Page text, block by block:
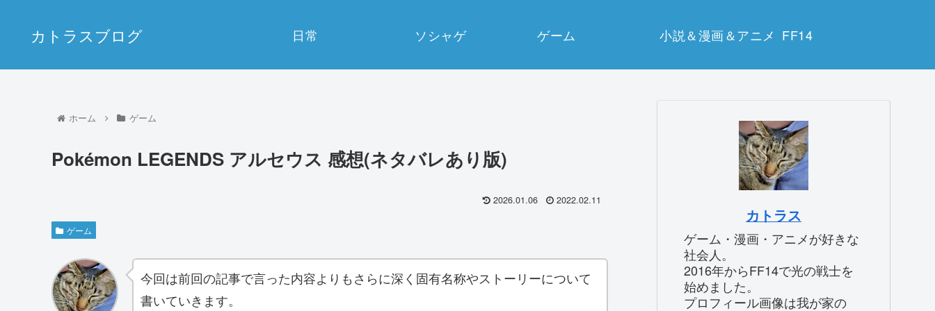
カトラスブログ 日常 ソシャゲ ゲーム 小説＆漫画＆アニメ FF14
ホーム ゲーム
Pokémon LEGENDS アルセウス 感想(ネタバレあり版)
2026.01.06 2022.02.11
ゲーム
今回は前回の記事で言った内容よりもさらに深く固有名称やストーリーについて
書いていきます。
カトラス
ゲーム・漫画・アニメが好きな
社会人。
2016年からFF14で光の戦士を
始めました。
プロフィール画像は我が家の